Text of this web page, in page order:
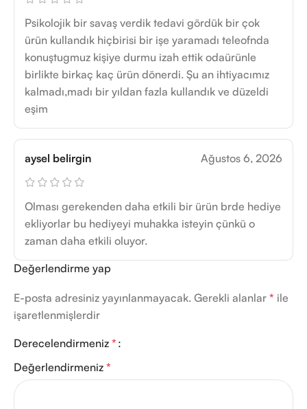
Psikolojik bir savaş verdik tedavi gördük bir çok
ürün kullandık hiçbirisi bir işe yaramadı teleofnda
konuştugmuz kişiye durmu izah ettik odaürünle
birlikte birkaç kaç ürün dönerdi. Şu an ihtiyacımız
kalmadı,madı bir yıldan fazla kullandık ve düzeldi
eşim
aysel belirgin Ağustos 6, 2026
Olması gerekenden daha etkili bir ürün brde hediye
ekliyorlar bu hediyeyi muhakka isteyin çünkü o
zaman daha etkili oluyor.
Değerlendirme yap
E-posta adresiniz yayınlanmayacak. Gerekli alanlar * ile
işaretlenmişlerdir
Derecelendirmeniz *
Değerlendirmeniz *